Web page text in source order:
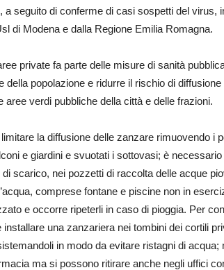
a seguito di conferme di casi sospetti del virus,
di Modena e dalla Regione Emilia Romagna.
private fa parte delle misure di sanità
popolazione e ridurre il rischio di diffusione
aree verdi pubbliche della città e delle frazioni.
la diffusione delle zanzare rimuovendo i
e giardini e svuotati i sottovasi; è
scarico, nei pozzetti di raccolta delle acque
comprese fontane e piscine non in
e occorre ripeterli in caso di pioggia. Per
installare una zanzariera nei tombini dei cortili
in modo da evitare ristagni di acqua;
ma si possono ritirare anche negli uffici